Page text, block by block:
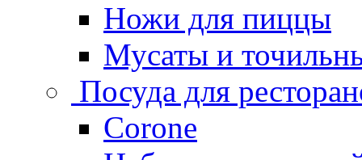
Ножи для пиццы
Мусаты и
Посуда для
Corone